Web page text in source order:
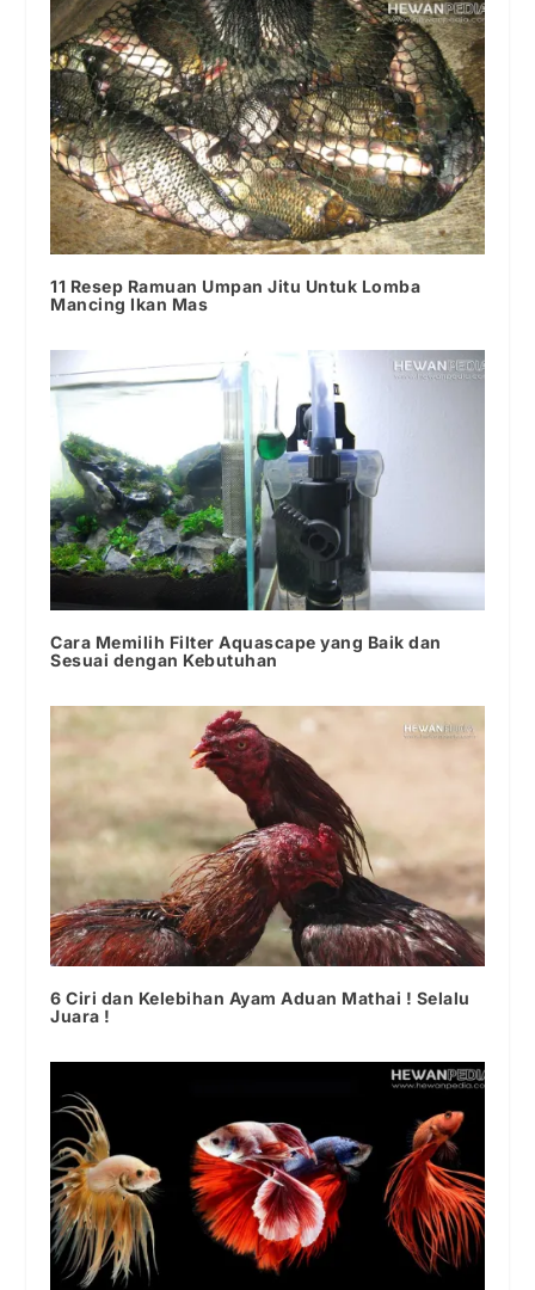
11 Resep Ramuan Umpan Jitu Untuk Lomba
Mancing Ikan Mas
Cara Memilih Filter Aquascape yang Baik dan
Sesuai dengan Kebutuhan
6 Ciri dan Kelebihan Ayam Aduan Mathai ! Selalu
Juara !